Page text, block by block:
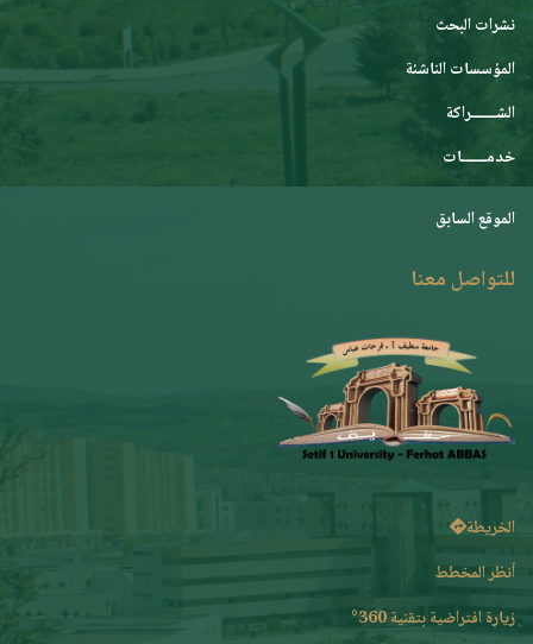
نشرات البحث
المؤسسات الناشئة
الشـــــــراكة
خدمـــــــات
الموقع السابق
للتواصل معنا
الخريطة
أنظر المخطط
زيارة افتراضية بتقنية 360°